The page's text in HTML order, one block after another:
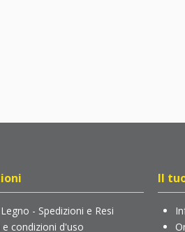
- Spedizioni e Resi
e condizioni d'uso
Il